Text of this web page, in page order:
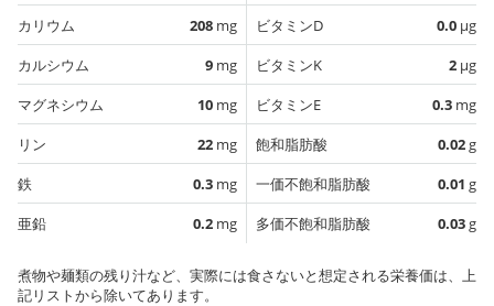
カリウム
208 mg
カルシウム
9 mg
マグネシウム
10 mg
リン
22 mg
鉄
0.3 mg
亜鉛
0.2 mg
ビタミンD
0.0 µg
ビタミンK
2 µg
ビタミンE
0.3 mg
飽和脂肪酸
0.02g
一価不飽和脂肪酸
0.01 g
多価不飽和脂肪酸
0.03g
煮物や麺類の残り汁など、実際には食さないと想定される栄養価は、上
記リストから除いてあります。